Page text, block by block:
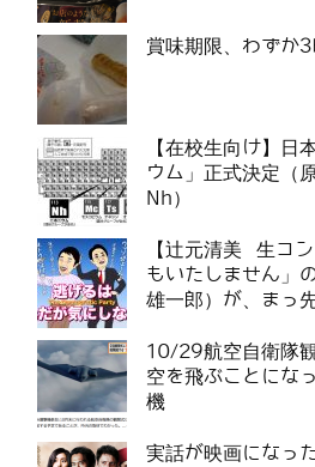
賞味期限、わずか
【在校生向け】日
ウム」正式決定（
Nh）
【辻元清美 生コ
もいたしません」
雄一郎）が、まっ
10/29航空自衛隊
空を飛ぶことにな
機
実話が映画になっ